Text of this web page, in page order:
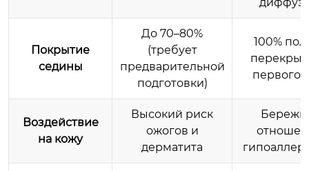
Покрытие
седины
До 70–80%
(требует
предварительной
подготовки)
100%
первого
Воздействие
на кожу
Высокий риск
ожогов и
дерматита